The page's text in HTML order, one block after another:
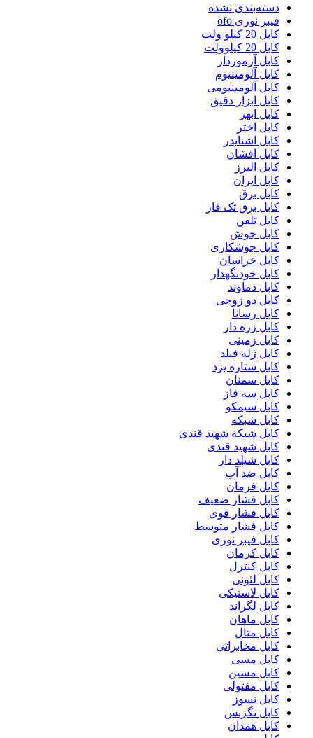
دسته‌بندی نشده
فیبر نوری ofo
کابل 20 کیلو ولت
کابل 20 کیلوولت
کابل آرموردار
کابل آلومینیوم
کابل آلومینیومی
کابل ابزار دقیق
کابل ابهر
کابل اختر
کابل اشنایدر
کابل افشان
کابل البرز
کابل ایران
کابل برق
کابل برق تک فاز
کابل تلفن
کابل جوش
کابل جوشکاری
کابل خراسان
کابل خودنگهدار
کابل دماوند
کابل دو زوجی
کابل رسانا
کابل زره دار
کابل زمینی
کابل ژله فیلد
کابل ستاره یزد
کابل سمنان
کابل سه فاز
کابل سیمکو
کابل شبکه
کابل شبکه شهید قندی
کابل شهید قندی
کابل شیلد دار
کابل ضد آب
کابل فرمان
کابل فشار ضعیف
کابل فشار قوی
کابل فشار متوسط
کابل فیبر نوری
کابل کرمان
کابل کنترل
کابل لئونی
کابل لاستیکی
کابل لگراند
کابل ماهان
کابل متال
کابل مخابراتی
کابل مسی
کابل مسین
کابل مفتولی
کابل نسوز
کابل نگزنس
کابل همدان